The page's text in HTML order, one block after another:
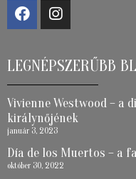
LEGNÉPSZERŰBB
Vivienne Westwood – a
királynőjének
január 3, 2023
Día de los Muertos – a
október 30, 2022